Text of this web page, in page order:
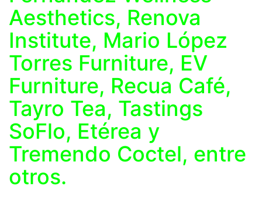
Aesthetics, Renova
Institute, Mario López
Torres Furniture, EV
Furniture, Recua Café,
Tayro Tea, Tastings
SoFlo, Etérea y
Tremendo Coctel, entre
otros.